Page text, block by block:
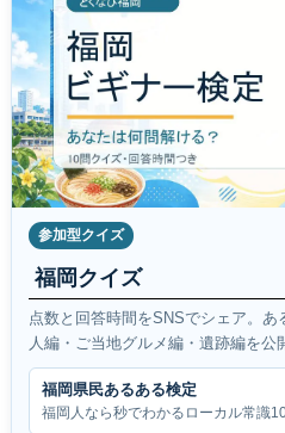
参加型クイズ
福岡クイズ
点数と回答時間をSNSでシェア。
人編・ご当地グルメ編・遺跡編を公
福岡県民あるある検定
福岡人なら秒でわかるローカル常識